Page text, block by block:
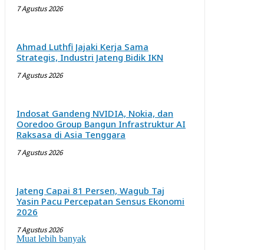
7 Agustus 2026
Ahmad Luthfi Jajaki Kerja Sama
Strategis, Industri Jateng Bidik IKN
7 Agustus 2026
Indosat Gandeng NVIDIA, Nokia, dan
Ooredoo Group Bangun Infrastruktur AI
Raksasa di Asia Tenggara
7 Agustus 2026
Jateng Capai 81 Persen, Wagub Taj
Yasin Pacu Percepatan Sensus Ekonomi
2026
7 Agustus 2026
Muat lebih banyak